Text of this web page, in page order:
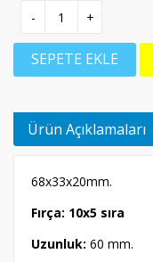
-
+
SEPETE EKLE
Ürün Açıklamaları
68x33x20mm.
Fırça: 10x5 sıra
Uzunluk: 60 mm.